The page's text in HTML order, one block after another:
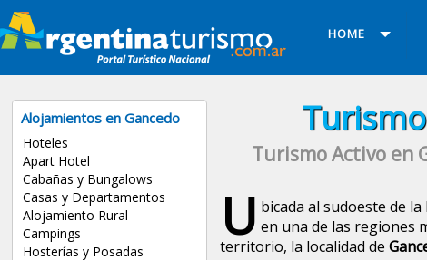
HOME
Alojamientos en Gancedo
Hoteles
Apart Hotel
Cabañas y Bungalows
Casas y Departamentos
Alojamiento Rural
Campings
Hosterías y Posadas
Turismo Activo en
U bicada al sudoeste de la
en una de las regiones
territorio, la localidad de